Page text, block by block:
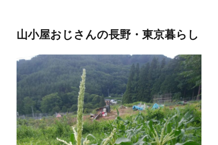
山小屋おじさんの長野・東京暮らし